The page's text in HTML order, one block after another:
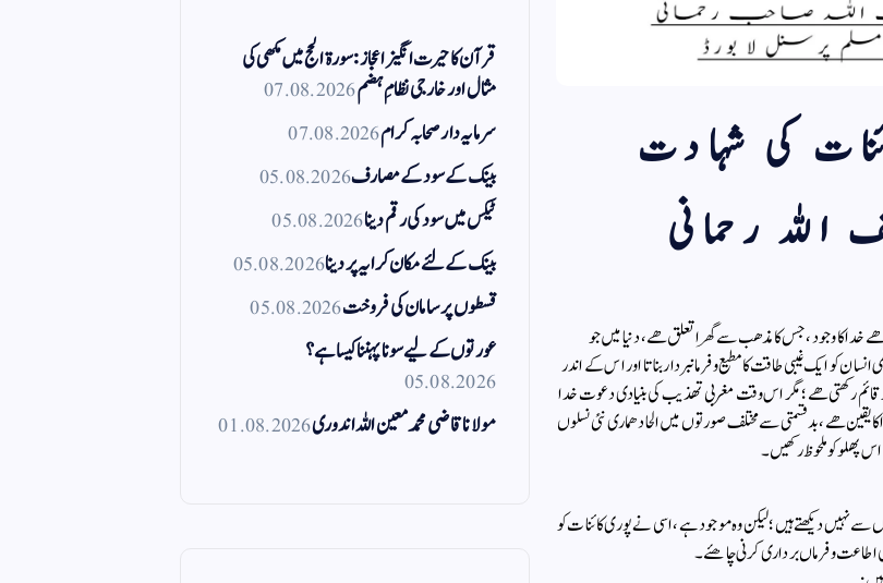
كی شہادت
رحمانی
كا وجود، جس كا مذهب سے گهرا تعلق هے، دنیا میں جو
كو ایك غیبی طاقت كا مطیع وفرمانبردار بناتا اور اس كے اندر
ركھتی هے؛ مگر اس وقت مغربی تهذیب كی بنیادی دعوت خدا
هے، بدقسمتی سے مختلف صورتوں میں الحاد هماری نئی نسلوں
پهلو كو ملحوظ ركھیں۔
سے نہیں دیکھتے ہیں ؛ لیکن وہ موجود ہے ، اسی نے پوری کائنات کو
وفرماں برداری كرنی چاهئے۔
قرآن کا حیرت انگیز اعجاز: سورۃ الحج میں مکھی کی
مثال اور خارجی نظامِ ہضم07.08.2026
سرمایہ دار صحابہ کرام07.08.2026
بینک کے سود کے مصارف05.08.2026
ٹیکس میں سود کی رقم دینا05.08.2026
بینک کے لئے مکان کرایہ پر دینا05.08.2026
قسطوں پر سامان کی فروخت05.08.2026
عورتوں کے لیے سونا پہننا کیسا ہے؟
05.08.2026
مولانا قاضی محمد معین اللہ اندوری01.08.2026